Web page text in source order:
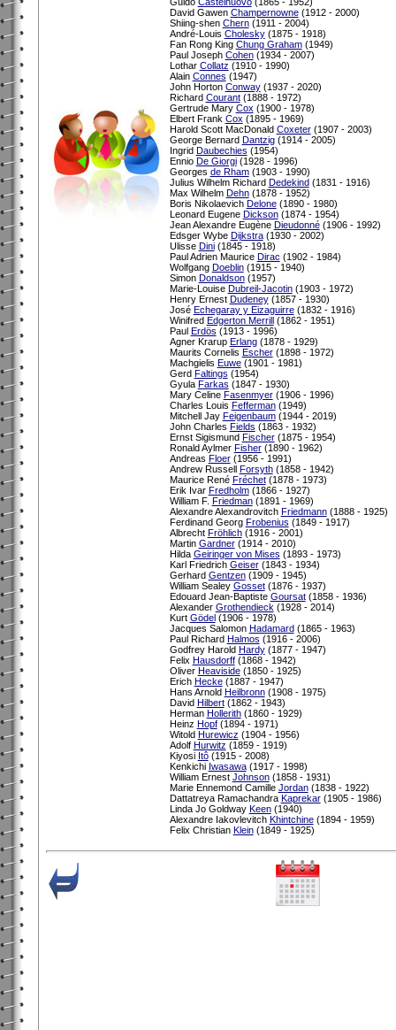
David Gawen Champernowne(1912 - 2000)
Shiing-shen Chern(1911 - 2004)
André-Louis Cholesky(1875 - 1918)
Fan Rong King Chung Graham(1949)
Paul Joseph Cohen(1934 - 2007)
Lothar Collatz (1910 - 1990)
Alain Connes (1947)
John Horton Conway(1937 - 2020)
Richard Courant(1888 - 1972)
Gertrude Mary Cox (1900 - 1978)
Elbert Frank Cox (1895 - 1969)
Harold Scott MacDonald Coxeter(1907 - 2003)
George Bernard Dantzig(1914 - 2005)
Ingrid Daubechies (1954)
Ennio De Giorgi(1928 - 1996)
Georges de Rham(1903 - 1990)
Julius Wilhelm Richard Dedekind(1831 - 1916)
Max Wilhelm Dehn(1878 - 1952)
Boris Nikolaevich Delone(1890 - 1980)
Leonard Eugene Dickson(1874 - 1954)
Jean Alexandre Eugène Dieudonné(1906 - 1992)
Edsger Wybe Dijkstra(1930 - 2002)
Ulisse Dini(1845 - 1918)
Paul Adrien Maurice Dirac (1902 - 1984)
Wolfgang Doeblin(1915 - 1940)
Simon Donaldson(1957)
Marie-Louise Dubreil-Jacotin(1903 - 1972)
Henry Ernest Dudeney(1857 - 1930)
José Echegaray y Eizaguirre(1832 - 1916)
Winifred Edgerton Merrill(1862 - 1951)
Paul Erdös (1913 - 1996)
Agner Krarup Erlang(1878 - 1929)
Maurits Cornelis Escher(1898 - 1972)
Machgielis Euwe(1901 - 1981)
Gerd Faltings (1954)
Gyula Farkas (1847 - 1930)
Mary Celine Fasenmyer(1906 - 1996)
Charles Louis Fefferman(1949)
Mitchell Jay Feigenbaum(1944 - 2019)
John Charles Fields (1863 - 1932)
Ernst Sigismund Fischer(1875 - 1954)
Ronald Aylmer Fisher(1890 - 1962)
Andreas Floer(1956 - 1991)
Andrew Russell Forsyth(1858 - 1942)
Maurice René Fréchet(1878 - 1973)
Erik Ivar Fredholm(1866 - 1927)
William F. Friedman(1891 - 1969)
Alexandre Alexandrovitch Friedmann(1888 - 1925)
Ferdinand Georg Frobenius (1849 - 1917)
Albrecht Fröhlich(1916 - 2001)
Martin Gardner(1914 - 2010)
Hilda Geiringer von Mises (1893 - 1973)
Karl Friedrich Geiser(1843 - 1934)
Gerhard Gentzen(1909 - 1945)
William Sealey Gosset(1876 - 1937)
Edouard Jean-Baptiste Goursat(1858 - 1936)
Alexander Grothendieck (1928 - 2014)
Kurt Gödel(1906 - 1978)
Jacques Salomon Hadamard(1865 - 1963)
Paul Richard Halmos (1916 - 2006)
Godfrey Harold Hardy(1877 - 1947)
Felix Hausdorff(1868 - 1942)
Oliver Heaviside(1850 - 1925)
Erich Hecke(1887 - 1947)
Hans Arnold Heilbronn(1908 - 1975)
David Hilbert(1862 - 1943)
Herman Hollerith(1860 - 1929)
Heinz Hopf(1894 - 1971)
Witold Hurewicz (1904 - 1956)
Adolf Hurwitz (1859 - 1919)
Kiyosi Itô(1915 - 2008)
Kenkichi Iwasawa(1917 - 1998)
William Ernest Johnson(1858 - 1931)
Marie Ennemond Camille Jordan(1838 - 1922)
Dattatreya Ramachandra Kaprekar(1905 - 1986)
Linda Jo Goldway Keen(1940)
Alexandre Iakovlevitch Khintchine(1894 - 1959)
Felix Christian Klein(1849 - 1925)